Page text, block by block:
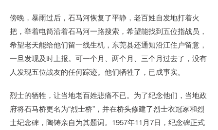
傍晚，暴雨过后，石马河恢复了平静，老百姓自发地打着火
把，举着电筒沿着石马河一路搜索，希望能找到五位指战员，
希望老天能给他们留一线生机，东莞县还通知沿江住户留意，
一旦发现及时上报。可一个月、两个月、三个月过去了，没有
人发现五位战友的任何踪迹。他们牺牲了，已成事实。
烈士的牺牲，让当地老百姓悲痛不已。为了纪念他们，当地政
府将石马桥更名为“烈士桥”，并在桥头修建了烈士衣冠冢和烈
士纪念碑，陶铸亲自为其题词。1957年11月7日，纪念碑正式